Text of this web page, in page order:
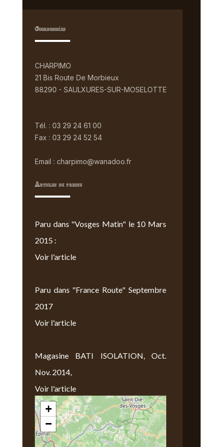
Coordonnées
CHARPIMO
21 Bis Route De Morbieux
88290 - SAULXURES-SUR-MOSELOTTE
Tél. : 03 29 24 61 00
Fax : 03 29 24 52 54
Email : charpimo@wanadoo.fr
Articles de presse
Paru dans "Vosges Matin" le 10 Mars
2015 :
Voir l'article
Paru dans "France Route" Septembre
2017
Voir l'article
Magasine BATI ISOLATION, Oct.
Nov. 2014,
Voir l'article
Nous Trouver
+
−